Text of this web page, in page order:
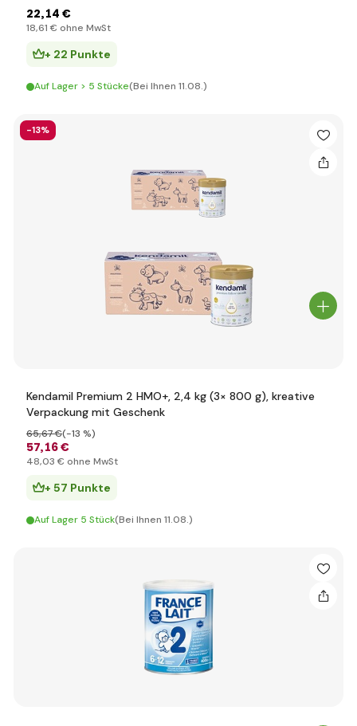
22,14 €
18,61 € ohne MwSt
+ 22 Punkte
Auf Lager > 5 Stücke(Bei Ihnen 11.08.)
-13%
Kendamil Premium 2 HMO+, 2,4 kg (3× 800 g), kreative
Verpackung mit Geschenk
57,16 €
65,67 €(-13 %)
48,03 € ohne MwSt
+ 57 Punkte
Auf Lager 5 Stück(Bei Ihnen 11.08.)